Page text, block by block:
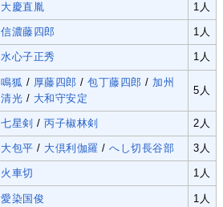
大慶直胤 1人
信濃藤四郎 1人
水心子正秀 1人
鳴狐 / 厚藤四郎 /包丁藤四郎 / 加州
清光 / 大和守安定
5人
七星剣 /丙子椒林剣 2人
大包平 / 大倶利伽羅 /へし切長谷部 3人
火車切 1人
愛染国俊 1人